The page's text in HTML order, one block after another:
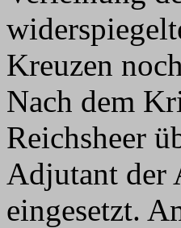
Kreuzen
Nach dem
Reichsheer
Adjutant der
eingesetzt.